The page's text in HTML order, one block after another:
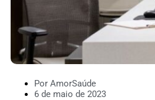
Por AmorSaúde
6 de maio de 2023